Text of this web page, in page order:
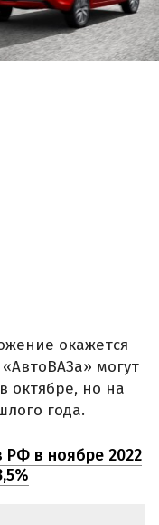
окажется
могут
октябре, но на
года.
в ноябре 2022